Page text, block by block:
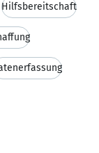
Hilfsbereitschaft